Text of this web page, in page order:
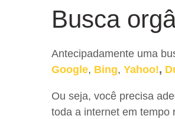
Busca
Antecipadamente uma
Google, Bing, Yahoo!,
Ou seja, você precisa
toda a internet em tempo